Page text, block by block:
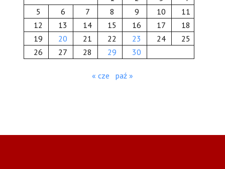
5
6 7 8 9 10
11
12
13 14 15 16 17
18
19
20 21 22 23 24
25
26
27 28 29 30
« cze paź »